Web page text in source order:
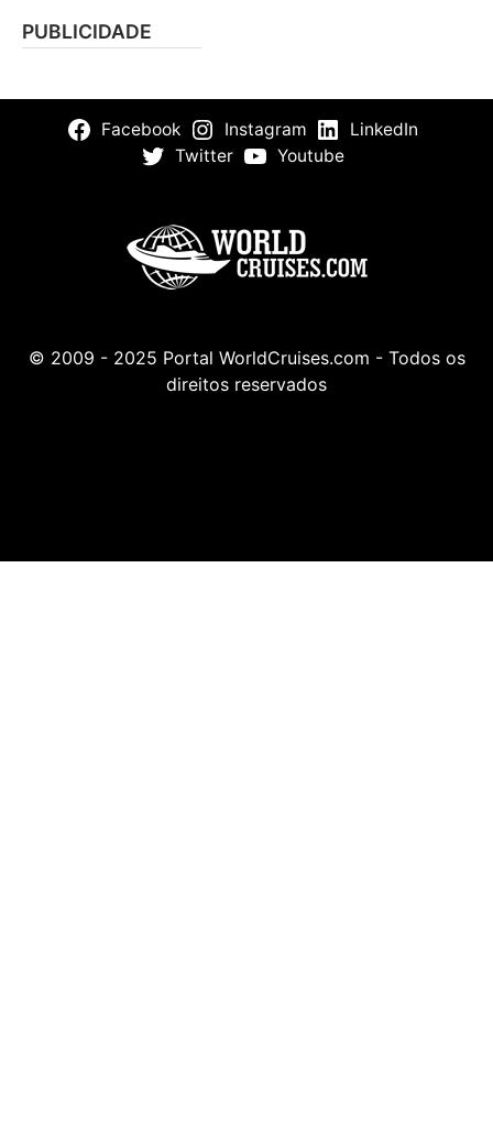
PUBLICIDADE
Facebook Instagram
LinkedIn
Twitter
Youtube
© 2009 - 2025 Portal WorldCruises.com - Todos os
direitos reservados